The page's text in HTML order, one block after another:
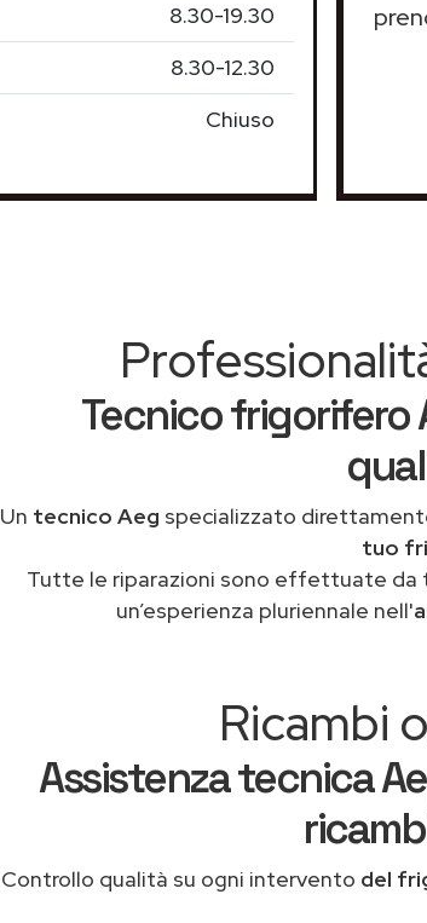
8.30-19.30
8.30-12.30
Chiuso
Tecnico frigorifero
Un tecnico Aeg specializzato
tuo
Tutte le riparazioni sono effettuate da
un’esperienza pluriennale nell'
Ricambi
Assistenza tecnica
Controllo qualità su ogni intervento del